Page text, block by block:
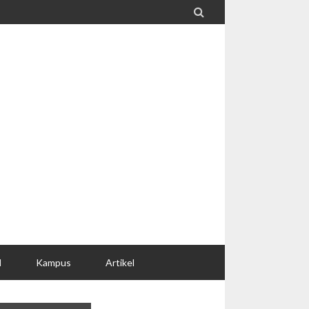

Kampus Artikel